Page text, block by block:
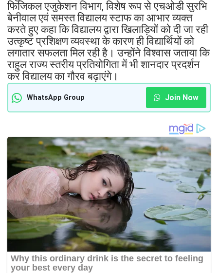
फिजिकल एजुकेशन विभाग, विशेष रूप से एचओडी सुरभि
बेनीवाल एवं समस्त विद्यालय स्टाफ का आभार व्यक्त
करते हुए कहा कि विद्यालय द्वारा खिलाड़ियों को दी जा रही
उत्कृष्ट प्रशिक्षण व्यवस्था के कारण ही विद्यार्थियों को
लगातार सफलता मिल रही है। उन्होंने विश्वास जताया कि
राहुल राज्य स्तरीय प्रतियोगिता में भी शानदार प्रदर्शन
कर विद्यालय का गौरव बढ़ाएंगे।
WhatsApp Group Join Now